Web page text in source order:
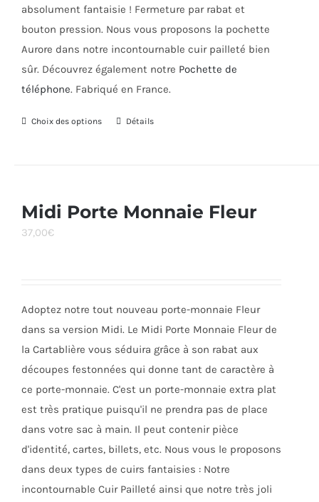
absolument fantaisie ! Fermeture par rabat et
bouton pression. Nous vous proposons la pochette
Aurore dans notre incontournable cuir pailleté bien
sûr. Découvrez également notre Pochette de
téléphone. Fabriqué en France.
Choix des options
Ce
variations.
Les
sur
la
produit
Détails
Midi Porte Monnaie Fleur
37,00€
Adoptez notre tout nouveau porte-monnaie Fleur
dans sa version Midi. Le Midi Porte Monnaie Fleur de
la Cartablière vous séduira grâce à son rabat aux
découpes festonnées qui donne tant de caractère à
ce porte-monnaie. C'est un porte-monnaie extra plat
est très pratique puisqu'il ne prendra pas de place
dans votre sac à main. Il peut contenir pièce
d'identité, cartes, billets, etc. Nous vous le proposons
dans deux types de cuirs fantaisies : Notre
incontournable Cuir Pailleté ainsi que notre très joli